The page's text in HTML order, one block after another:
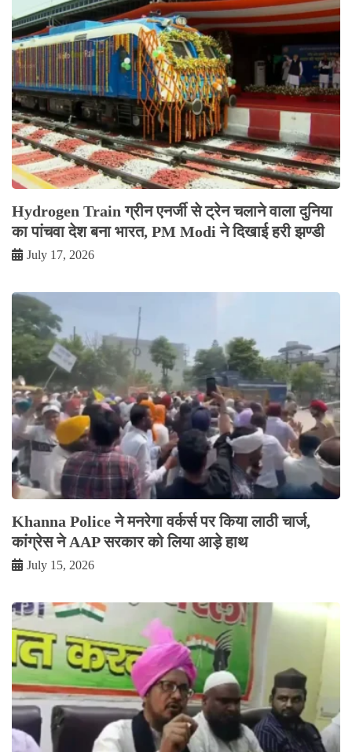
Hydrogen Train ग्रीन एनर्जी से ट्रेन चलाने वाला दुनिया
का पांचवा देश बना भारत, PM Modi ने दिखाई हरी झण्डी
July 17, 2026
Khanna Police ने मनरेगा वर्कर्स पर किया लाठी चार्ज,
कांग्रेस ने AAP सरकार को लिया आड़े हाथ
July 15, 2026